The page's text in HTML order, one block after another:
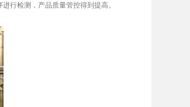
行检测，产品质量管控得到提高。